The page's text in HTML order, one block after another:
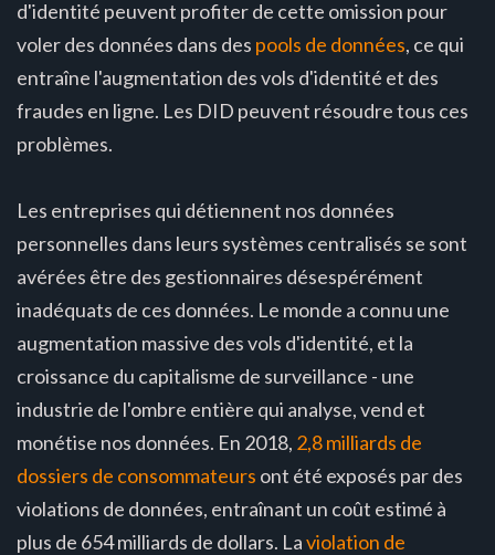
d'identité peuvent profiter de cette omission pour
voler des données dans des pools de données, ce qui
entraîne l'augmentation des vols d'identité et des
fraudes en ligne. Les DID peuvent résoudre tous ces
problèmes.
Les entreprises qui détiennent nos données
personnelles dans leurs systèmes centralisés se sont
avérées être des gestionnaires désespérément
inadéquats de ces données. Le monde a connu une
augmentation massive des vols d'identité, et la
croissance du capitalisme de surveillance - une
industrie de l'ombre entière qui analyse, vend et
monétise nos données. En 2018, 2,8 milliards de
dossiers de consommateurs ont été exposés par des
violations de données, entraînant un coût estimé à
plus de 654 milliards de dollars. Laviolation de